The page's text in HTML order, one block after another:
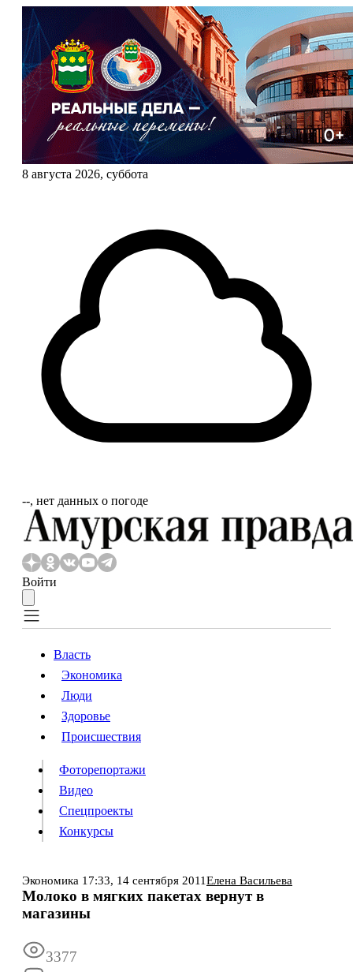
8 августа 2026, суббота
‐‐, нет данных о погоде
Войти
Власть
Происшествия
Видео
Конкурсы
Власть
Экономика
Люди
Здоровье
Происшествия
Фоторепортажи
Видео
Спецпроекты
Конкурсы
Экономика 17:33, 14 сентября 2011Елена Васильева
Молоко в мягких пакетах вернут в
магазины
3377